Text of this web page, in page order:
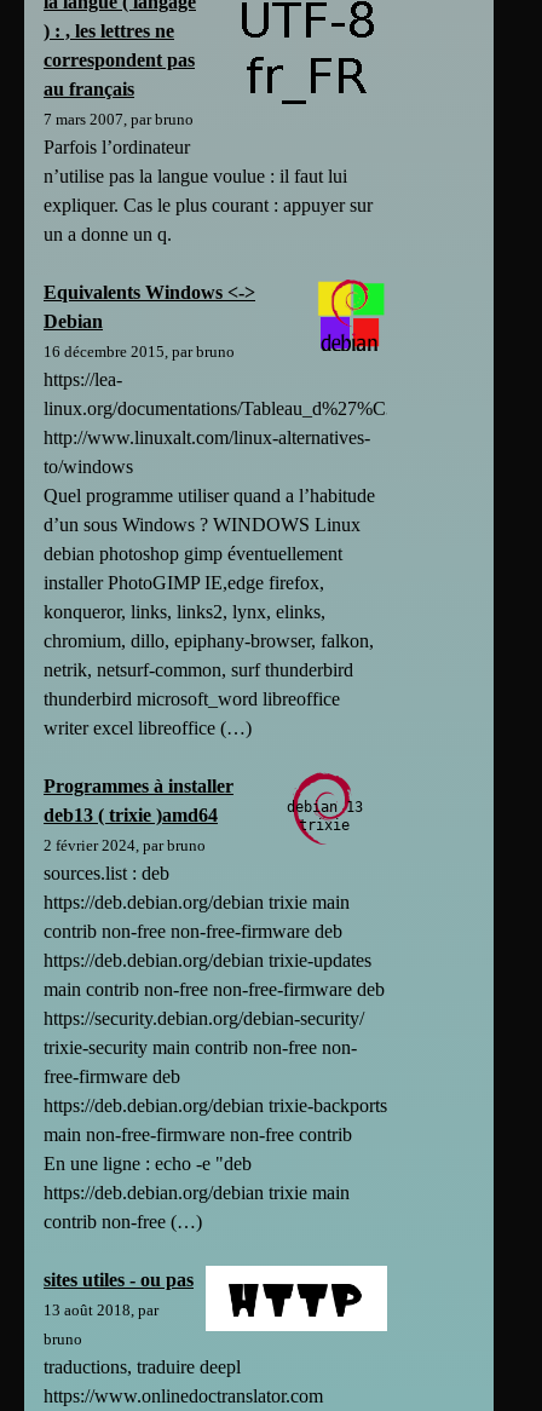
) : , les lettres ne
correspondent pas
au français
7 mars 2007, par bruno
Parfois l’ordinateur
n’utilise pas la langue voulue : il faut lui
expliquer. Cas le plus courant : appuyer sur
un a donne un q.
Equivalents Windows <->
Debian
16 décembre 2015, par bruno
https://lea-
linux.org/documentations/
http://www.linuxalt.com/linux-alternatives-
to/windows
Quel programme utiliser quand a l’habitude
d’un sous Windows ? WINDOWS Linux
debian photoshop gimp éventuellement
installer PhotoGIMP IE,edge firefox,
konqueror, links, links2, lynx, elinks,
chromium, dillo, epiphany-browser, falkon,
netrik, netsurf-common, surf thunderbird
thunderbird microsoft_word libreoffice
writer excel libreoffice (…)
Programmes à installer
deb13 ( trixie )amd64
2 février 2024, par bruno
sources.list : deb
https://deb.debian.org/debian trixie main
contrib non-free non-free-firmware deb
https://deb.debian.org/debian trixie-updates
main contrib non-free non-free-firmware deb
https://security.debian.org/debian-security/
trixie-security main contrib non-free non-
free-firmware deb
https://deb.debian.org/debian trixie-backports
main non-free-firmware non-free contrib
En une ligne : echo -e "deb
https://deb.debian.org/debian trixie main
contrib non-free (…)
sites utiles - ou pas
13 août 2018, par
bruno
traductions, traduire deepl
https://www.onlinedoctranslator.com